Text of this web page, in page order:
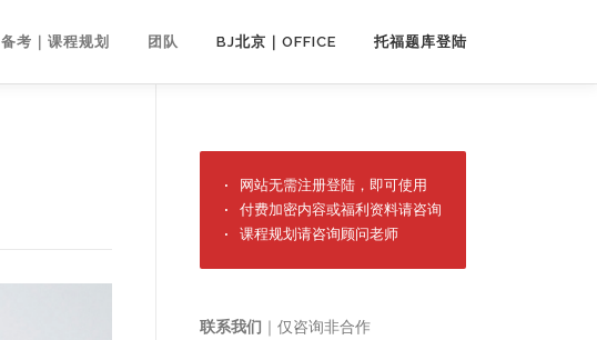
备考｜课程规划 团队 BJ北京｜OFFICE 托福题库登陆
· 网站无需注册登陆，即可使用
· 付费加密内容或福利资料请咨询
· 课程规划请咨询顾问老师
联系我们 ｜仅咨询非合作